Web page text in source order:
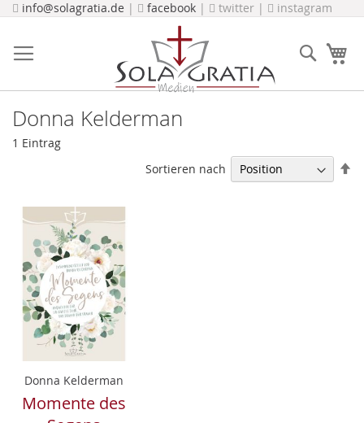
Direkt
info@solagratia.de | facebook | twitter | instagram
Suche
Donna Kelderman
1 Eintrag
Sortieren nach
Donna Kelderman
Momente des